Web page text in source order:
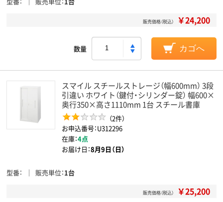
販売価格（税込） ￥24,200
数量 カゴへ
スマイル スチールストレージ（幅600mm） 3段
引違い ホワイト（鍵付・シリンダー錠） 幅600×
奥行350×高さ1110mm 1台 スチール書庫
（2件）
お申込番号：U312296
在庫：4点
お届け日：8月9日（日）
型番 販売単位 1台
販売価格（税込） ￥25,200